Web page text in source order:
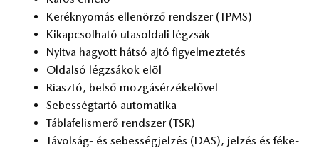
Ke­rék­nyo­más el­le­nör­ző rend­szer (TPMS)
Ki­kap­csol­ha­tó utas­ol­da­li lég­zsák
Nyit­va ha­gyott hát­só ajtó fi­gyel­mez­te­tés
Ol­dal­só lég­zsá­kok elöl
Ri­asz­tó, bel­ső moz­gás­ér­zé­ke­lő­vel
Se­bes­ség­tar­tó au­to­ma­ti­ka
Táb­la­fel­is­me­rő rend­szer (TSR)
Tá­vol­ság- és se­bes­ség­jel­zés (DAS), jel­zés és fé­ke­